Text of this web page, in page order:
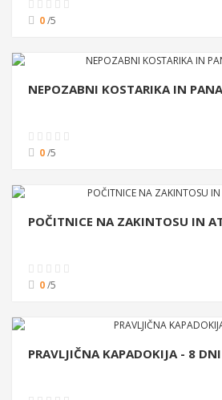
0/5
NEPOZABNI KOSTARIKA IN
0/5
POČITNICE NA ZAKINTOSU IN
0/5
PRAVLJIČNA KAPADOKIJA - 8 DNI